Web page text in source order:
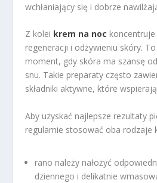
wchłaniający się i dobrze
Z kolei krem na noc koncentruje
regeneracji i odżywieniu skóry.
moment, gdy skóra ma szansę
snu. Takie preparaty często
składniki aktywne, które
Aby uzyskać najlepsze rezultaty
regularnie stosować oba rodzaje
rano należy nałożyć
dziennego i delikatnie